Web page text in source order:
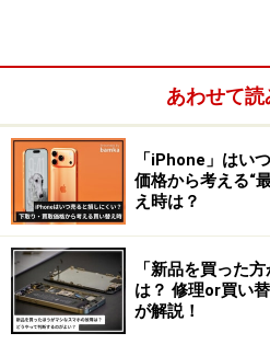
ドなフルサイズカメラはソニ
あわせて読
「iPhone」はい
価格から考える“
え時は？
「新品を買った
は？ 修理or買い
が解説！